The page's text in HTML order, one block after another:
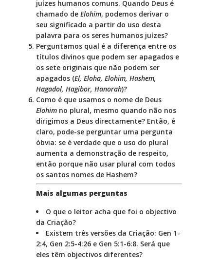
juízes humanos comuns. Quando Deus é
chamado de Elohim, podemos derivar o
seu significado a partir do uso desta
palavra para os seres humanos juízes?
Perguntamos qual é a diferença entre os
títulos divinos que podem ser apagados e
os sete originais que não podem ser
apagados (El, Eloha, Elohim, Hashem,
Hagadol, Hagibor, Hanorah)?
Como é que usamos o nome de Deus
Elohim no plural, mesmo quando não nos
dirigimos a Deus directamente? Então, é
claro, pode-se perguntar uma pergunta
óbvia: se é verdade que o uso do plural
aumenta a demonstração de respeito,
então porque não usar plural com todos
os santos nomes de Hashem?
Mais algumas perguntas
O que o leitor acha que foi o objectivo
da Criação?
Existem três versões da Criação: Gen 1-
2:4, Gen 2:5-4:26 e Gen 5:1-6:8. Será que
eles têm objectivos diferentes?